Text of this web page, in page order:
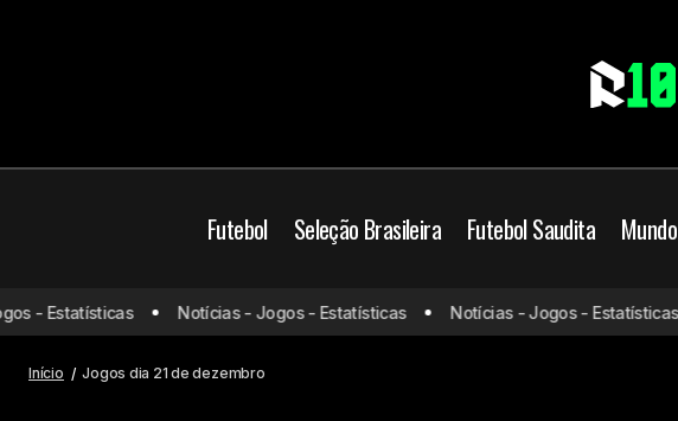
Futebol Seleção Brasileira Futebol Saudita Mundo
- Estatísticas Notícias - Jogos - Estatísticas Notícias - Jogos - Estatísticas
Início Jogos dia 21 de dezembro